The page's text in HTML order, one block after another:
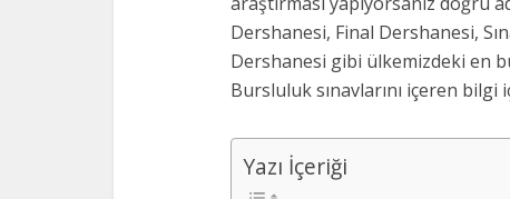
Dershanesi, Final Dershanesi,
Dershanesi gibi ülkemizdeki en
Bursluluk sınavlarını içeren bilgi
Yazı İçeriği